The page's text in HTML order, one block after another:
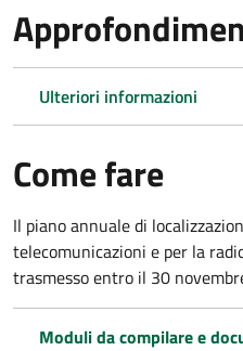
Ulteriori informazioni
Come fare
Il piano annuale di
telecomunicazioni e per la
trasmesso entro il 30
Moduli da compilare e